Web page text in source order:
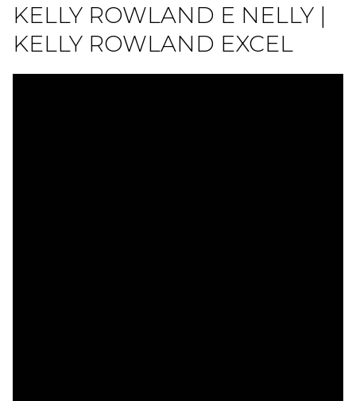
KELLY ROWLAND E NELLY |
KELLY ROWLAND EXCEL